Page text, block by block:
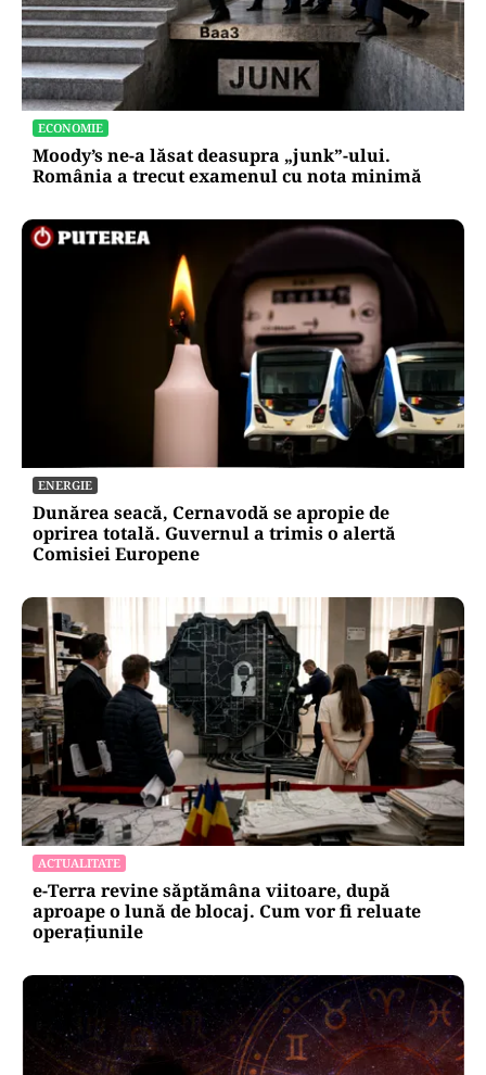
ECONOMIE
Moody’s ne-a lăsat deasupra „junk”-ului.
România a trecut examenul cu nota minimă
ENERGIE
Dunărea seacă, Cernavodă se apropie de
oprirea totală. Guvernul a trimis o alertă
Comisiei Europene
ACTUALITATE
e-Terra revine săptămâna viitoare, după
aproape o lună de blocaj. Cum vor fi reluate
operațiunile